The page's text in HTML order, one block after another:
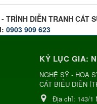
DIỄN TRANH CÁT
0903 909 623
KỶ LỤC GIA:
NGHỆ SỸ - HOẠ
CÁT BIỂU DIỄN (
Địa chỉ: 143/1